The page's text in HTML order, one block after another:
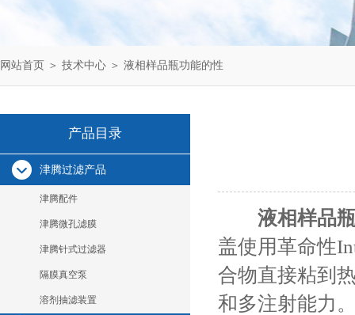
网站首页 ＞ 技术中心 ＞ 液相样品瓶功能的性
产品目录
津腾过滤产品
津腾配件
津腾微孔滤膜
津腾针式过滤器
隔膜真空泵
溶剂抽滤装置
液相样品
盖使用革命性
合物直接粘到
和多注射能力